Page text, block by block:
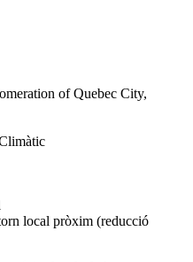
of Quebec City,